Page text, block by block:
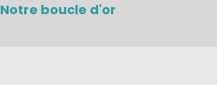
Notre boucle d'or